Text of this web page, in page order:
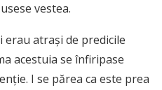
vestea.
erau atraşi de predicile
acestuia se înfiripase
I se părea ca este prea